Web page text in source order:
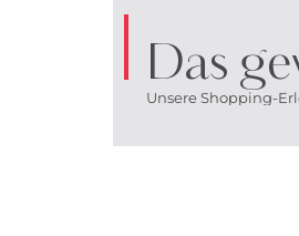
Das
Unsere Shopping-